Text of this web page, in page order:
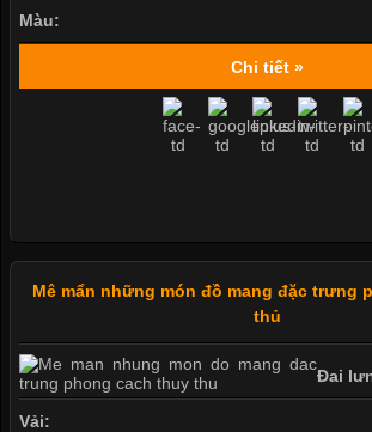
Màu:
Chi tiết »
Mê mẩn những món đồ mang đặc trưng
thủ
Đai
Vải: